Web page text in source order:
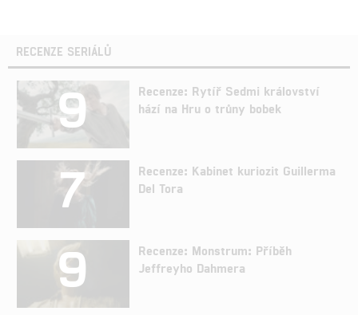
RECENZE SERIÁLŮ
9
Recenze: Rytíř Sedmi království
hází na Hru o trůny bobek
7
Recenze: Kabinet kuriozit Guillerma
Del Tora
9
Recenze: Monstrum: Příběh
Jeffreyho Dahmera